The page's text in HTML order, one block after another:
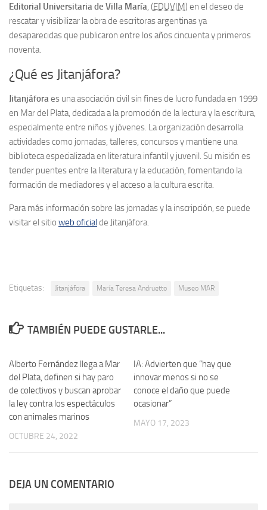
Editorial Universitaria de Villa María, (EDUVIM) en el deseo de
rescatar y visibilizar la obra de escritoras argentinas ya
desaparecidas que publicaron entre los años cincuenta y primeros
noventa.
¿Qué es Jitanjáfora?
Jitanjáforaes una asociación civil sin fines de lucro fundada en 1999
en Mar del Plata, dedicada a la promoción de la lectura y la escritura,
especialmente entre niños y jóvenes. La organización desarrolla
actividades como jornadas, talleres, concursos y mantiene una
biblioteca especializada en literatura infantil y juvenil. Su misión es
tender puentes entre la literatura y la educación, fomentando la
formación de mediadores y el acceso a la cultura escrita.
Para más información sobre las jornadas y la inscripción, se puede
visitar el sitio web oficialde Jitanjáfora.
Etiquetas: Jitanjáfora María Teresa Andruetto Museo MAR
TAMBIÉN PUEDE GUSTARLE...
Alberto Fernández llega a Mar
del Plata, definen si hay paro
de colectivos y buscan aprobar
la ley contra los espectáculos
con animales marinos
OCTUBRE 24, 2022
IA: Advierten que “hay que
innovar menos si no se
conoce el daño que puede
ocasionar”
MAYO 17, 2023
DEJA UN COMENTARIO